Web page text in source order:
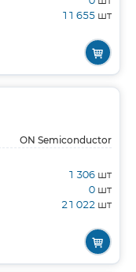
11 655 шт
ON Semiconductor
1 306 шт
0 шт
21 022 шт